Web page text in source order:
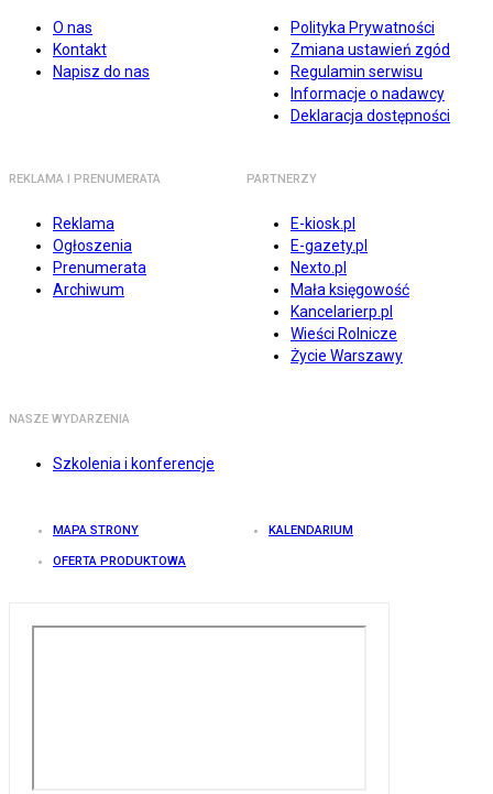
O nas
Kontakt
Napisz do nas
Polityka Prywatności
Zmiana ustawień zgód
Regulamin serwisu
Informacje o nadawcy
Deklaracja dostępności
REKLAMA I PRENUMERATA
Reklama
Ogłoszenia
Prenumerata
Archiwum
PARTNERZY
E-kiosk.pl
E-gazety.pl
Nexto.pl
Mała księgowość
Kancelarierp.pl
Wieści Rolnicze
Życie Warszawy
NASZE WYDARZENIA
Szkolenia i konferencje
MAPA STRONY KALENDARIUM
OFERTA PRODUKTOWA